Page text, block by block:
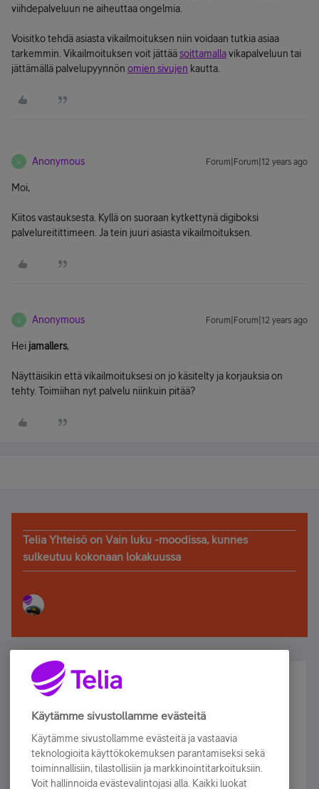
viihdepalveluun ne aiheuttaa ongelmia.
Voisitko tehdä asiasta vikailmoituksen niin voidaan tutkia asiaa
tarkemmin. Vikailmoituksen voit jättääsoittamallavikapalveluun tai
jättämällä palvelupyynnön omien sivujen kautta.
A Anonymous Forum|Forum|12 years ago
Moi,
Kiitos vastauksesta. Kyllä on suoraan kytkettynä digiboksi
palvelureitittimeen. Ja tein juuri asiasta vikailmoituksen.
A Anonymous Forum|Forum|12 years ago
Hei jamallers,
Näyttäisikin että vikailmoituksesi on jo käsitelty ja korjauksia on
tehty. Toimiihan nyt palvelu niinkuin pitää?
Telia Yhteisö on Vain luku -moodissa, kunnes
sulkeutuu kokonaan lokakuussa
Älä jää paitsi – osallistu ja voita!
Tilaa Telian uutiskirje ja olet mukana arvonnassa.
sähköpostiisi.
Tilaa nyt
Käytämme sivustollamme evästeitä
Käytämme sivustollamme evästeitä ja vastaavia
teknologioita käyttökokemuksen parantamiseksi sekä
toiminnallisiin, tilastollisiin ja markkinointitarkoituksiin.
Voit hallinnoida evästevalintojasi alla. Kaikki luokat